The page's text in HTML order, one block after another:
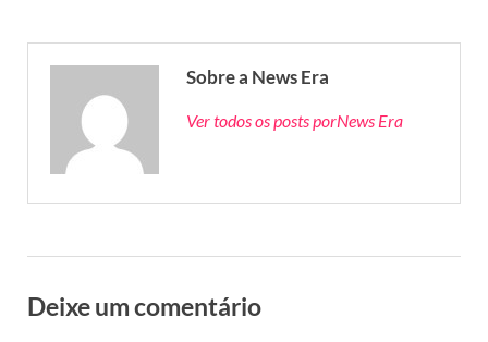
Sobre a News Era
Ver todos os posts porNews Era
Deixe um comentário